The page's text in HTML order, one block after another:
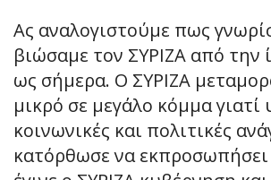
Ας αναλογιστούμε πως
βιώσαμε τον ΣΥΡΙΖΑ από την
ως σήμερα. Ο ΣΥΡΙΖΑ
μικρό σε μεγάλο κόμμα γιατί
κοινωνικές και πολιτικές
κατόρθωσε να εκπροσωπήσει